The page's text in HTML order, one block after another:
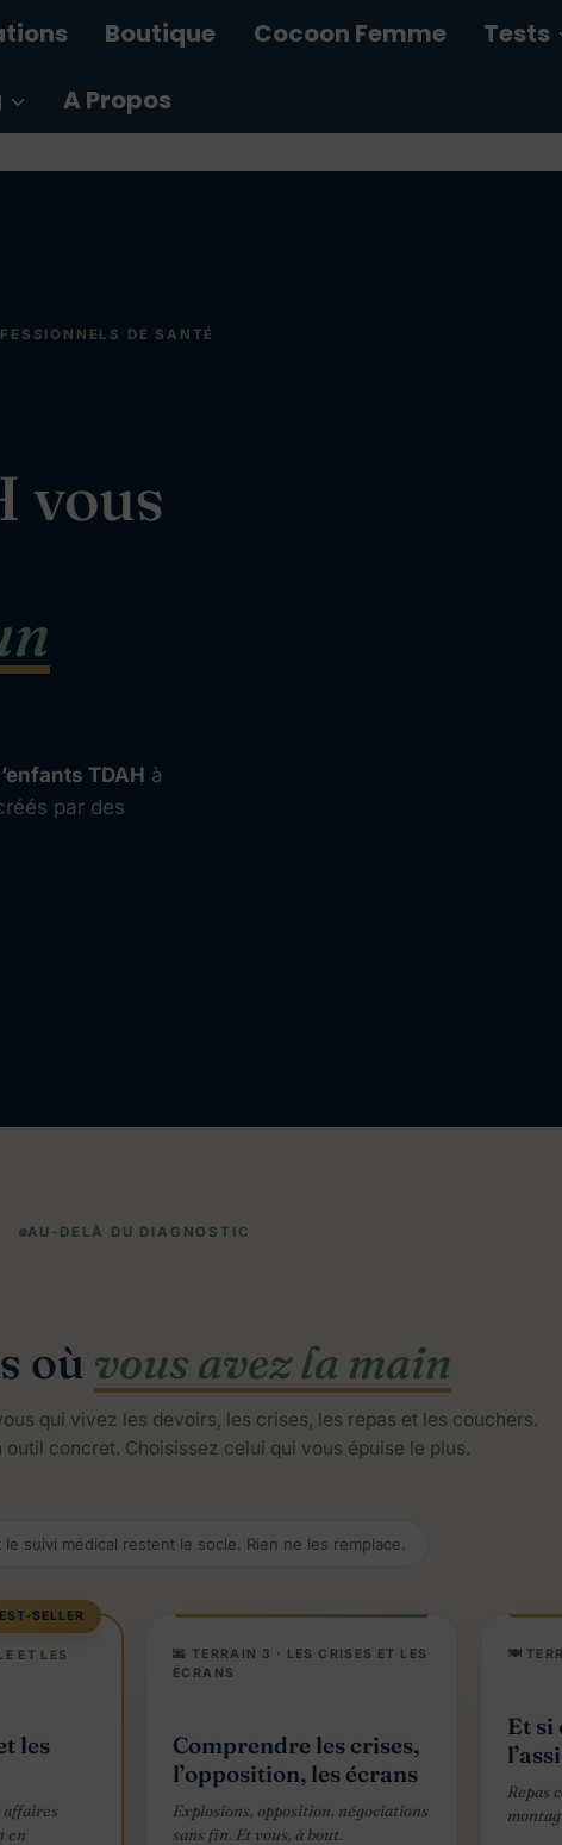
Boutique Cocoon Femme
Tests
A Propos
DE SANTÉ
vous
TDAH à
par des
AU-DELÀ DU DIAGNOSTIC
où vous avez la main
qui vivez les devoirs, les crises, les repas et les couchers.
outil concret. Choisissez celui qui vous épuise le plus.
suivi médical restent le socle. Rien ne les remplace.
SELLER
ET LES
les
affaires
en
🌆 TERRAIN 3 · LES CRISES ET LES
ÉCRANS
Comprendre les crises,
l’opposition, les écrans
Explosions, opposition, négociations
sans fin. Et vous, à bout.
🍽️
Et si
Repas